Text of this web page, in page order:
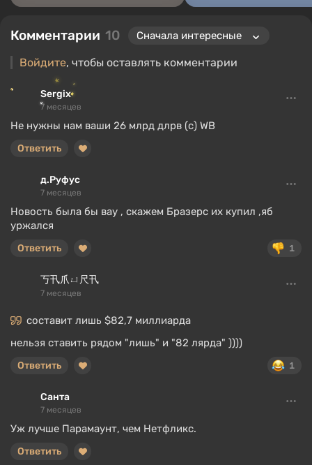
Комментарии 10
Войдите, чтобы оставлять комментарии
Sergix
7 месяцев
Не нужны нам ваши 26 млрд длрв (с) WB
Ответить
д.Руфус
7 месяцев
Новость была бы вау , скажем Бразерс их купил ,яб
уржался
1
Ответить
丂卂爪ㄩ尺卂
7 месяцев
составит лишь $82,7 миллиарда
нельзя ставить рядом "лишь" и "82 лярда" ))))
1
Ответить
Санта
7 месяцев
Уж лучше Парамаунт, чем Нетфликс.
Ответить